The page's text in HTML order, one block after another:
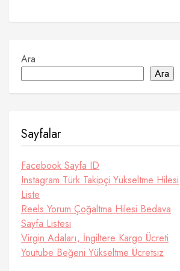
Ara
Ara
Sayfalar
Facebook Sayfa ID
Instagram Türk Takipçi Yükseltme Hilesi
Liste
Reels Yorum Çoğaltma Hilesi Bedava
Sayfa Listesi
Virgin Adaları, İngiltere Kargo Ücreti
Youtube Beğeni Yükseltme Ücretsiz